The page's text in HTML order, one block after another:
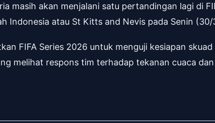
masih akan menjalani satu pertandingan lagi di
Indonesia atau St Kitts and Nevis pada Senin (30/
FIFA Series 2026 untuk menguji kesiapan skuad
melihat respons tim terhadap tekanan cuaca dan